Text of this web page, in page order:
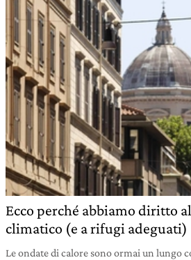
Ecco perché abbiamo diritto
climatico (e a rifugi adeguati)
Le ondate di calore sono ormai un lungo